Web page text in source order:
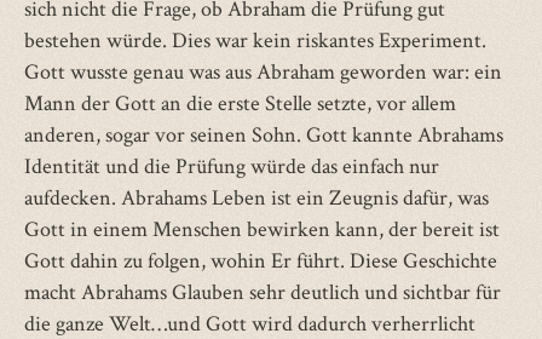
sich nicht die Frage, ob Abraham die Prüfung gut
bestehen würde. Dies war kein riskantes Experiment.
Gott wusste genau was aus Abraham geworden war: ein
Mann der Gott an die erste Stelle setzte, vor allem
anderen, sogar vor seinen Sohn. Gott kannte Abrahams
Identität und die Prüfung würde das einfach nur
aufdecken. Abrahams Leben ist ein Zeugnis dafür, was
Gott in einem Menschen bewirken kann, der bereit ist
Gott dahin zu folgen, wohin Er führt. Diese Geschichte
macht Abrahams Glauben sehr deutlich und sichtbar für
die ganze Welt…und Gott wird dadurch verherrlicht